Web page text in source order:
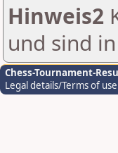
Hinweis2
und sind
Chess-Tournament-
Legal details/Terms of use